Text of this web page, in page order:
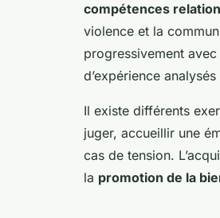
compétences
violence et la
progressivement
d’expérience
Il existe différents
juger, accueillir une
cas de tension.
la promotion de la